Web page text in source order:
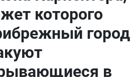
которого
город
в